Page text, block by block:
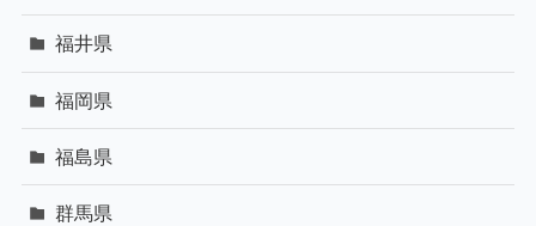
福井県
福岡県
福島県
群馬県